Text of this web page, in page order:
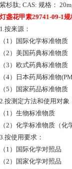
紫杉肽; CAS: 规格：
灯盏花甲素29741-09-1规
1.按来源：
（1）国际化学标准物质
（2）美国药典标准物质
（3）欧式药典标准物质
（4）日本药局标准物
（5）国家药品标准物质
2.按测定方法和使用对象
（1）生物标准物质
（2）化学标准物质（化
3.按使用要求：
（1）国际化学对照品
（2）国家化学对照品